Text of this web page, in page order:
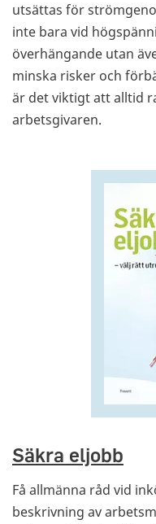
utsättas för
inte bara vid
överhängande utan
minska risker och
är det viktigt att alltid
arbetsgivaren.
Säkra eljobb
Få allmänna råd vid
beskrivning av